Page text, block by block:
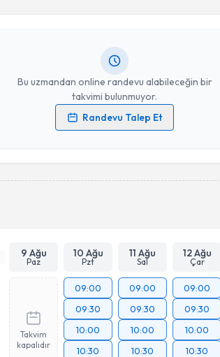
Takvim Talebini Gönder
Bu uzmandan online randevu alabileceğin bir
takvimi bulunmuyor.
Randevu Talep Et
Kişisel verilerimin işlenmesine ilişkinAydınlatma Metni
9 Ağu
Paz
10 Ağu
Pzt
11 Ağu
Sal
12 Ağu
Çar
Takvim
kapalıdır
09:00
09:30
10:00
10:30
09:00
09:30
10:00
10:30
09:00
09:30
10:00
10:30